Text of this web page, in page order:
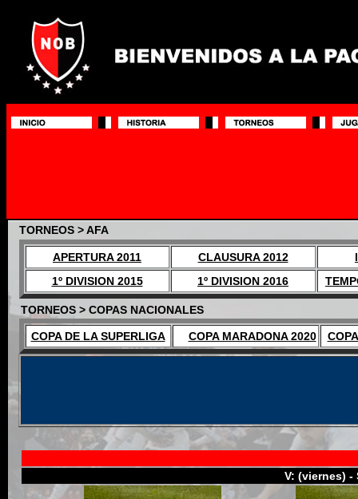
TORNEOS > AFA
APERTURA 2011 CLAUSURA 2012
1º DIVISION 2015
1º DIVISION 2016
TORNEOS > COPAS NACIONALES
COPA DE LA SUPERLIGA COPA MARADONA 2020
V: (viernes) -